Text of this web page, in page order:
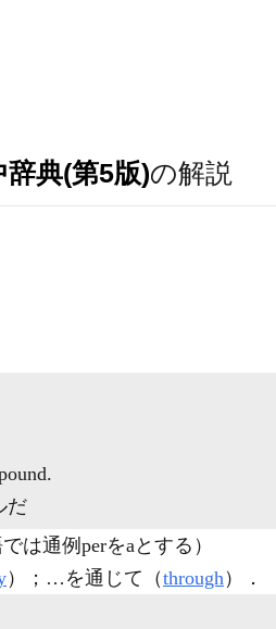
典(第5版)の解説
だ
は通例perをaとする）
）；…を通じて（through ）
．